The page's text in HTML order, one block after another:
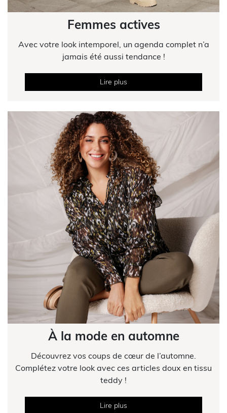
Femmes actives
Avec votre look intemporel, un agenda complet n’a
jamais été aussi tendance !
Lire plus
À la mode en automne
Découvrez vos coups de cœur de l’automne.
Complétez votre look avec ces articles doux en tissu
teddy !
Lire plus